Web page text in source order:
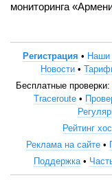
мониторинга
Регистрация • Наши
Новости •
Бесплатные проверки:
Traceroute •
Рейтинг
Реклама на сайте•
Поддержка•